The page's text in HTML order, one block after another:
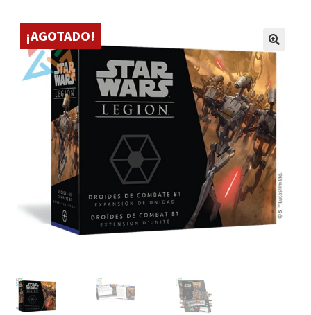
AKATAKA BOOKS
Mi cuenta
¡AGOTADO!